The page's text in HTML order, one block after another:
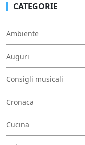
CATEGORIE
Ambiente
Auguri
Consigli musicali
Cronaca
Cucina